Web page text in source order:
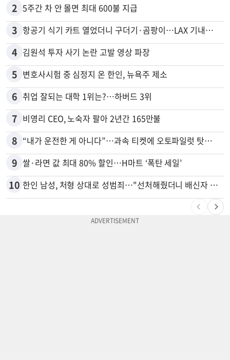
2 5주간 차 안 몰면 최대 600불 지급
3 항공기 식기 카트 열었더니 구더기·곰팡이…LAX 기내식 업체 논란
4 김원석 투자 사기 논란 고발 영상 파장
5 변호사시험 중 심정지 온 한인, 뉴욕주 제소
6 취업 잘되는 대학 1위는?…하버드 3위
7 비영리 CEO, 노숙자 팔아 2년간 165만불
8 “내가 운전한 게 아니다”…과속 티켓에 오토파일럿 탓한 운전자
9 쌀·라면 값 최대 80% 할인…H마트 ‘폭탄 세일’
10 한인 남성, 처형 상대로 성범죄…"선처해줬더니 배신자 취급"